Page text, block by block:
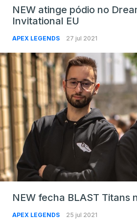
NEW atinge pódio no
Invitational EU
APEX LEGENDS 27 jul 2021
NEW fecha BLAST Titans
APEX LEGENDS 25 jul 2021